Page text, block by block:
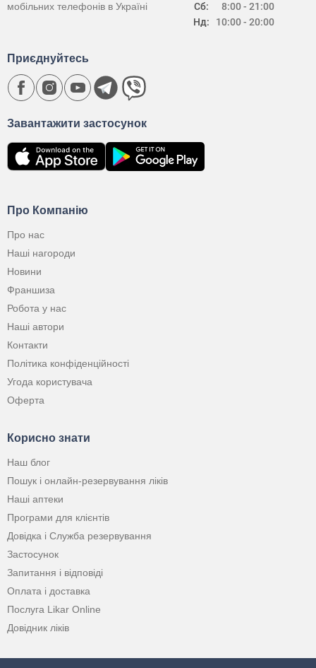
Сб:
Нд:
8:00 - 21:00
10:00 - 20:00
мобільних телефонів в Україні
Про Компанію
Про нас
Наші нагороди
Новини
Франшиза
Робота у нас
Наші автори
Контакти
Політика конфіденційності
Угода користувача
Оферта
Корисно знати
Наш блог
Пошук і онлайн-резервування ліків
Наші аптеки
Програми для клієнтів
Довідка і Служба резервування
Застосунок
Запитання і відповіді
Оплата і доставка
Послуга Likar Online
Довідник ліків
Завантажити застосунок
Приєднуйтесь